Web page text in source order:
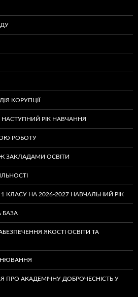
КОРУПЦІЇ
НАСТУПНИЙ РІК НАВЧАННЯ
РОБОТУ
ЗАКЛАДАМИ ОСВІТИ
НА 2026-2027 НАВЧАЛЬНИЙ РІК
БАЗА
ЯКОСТІ ОСВІТИ ТА
ПРО АКАДЕМІЧНУ ДОБРОЧЕСНІСТЬ У